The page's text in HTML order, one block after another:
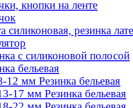
кнопки на ленте
силиконовая, резинка
с силиконовой полосой
бельевая
12 мм Резинка бельевая
17 мм Резинка бельевая